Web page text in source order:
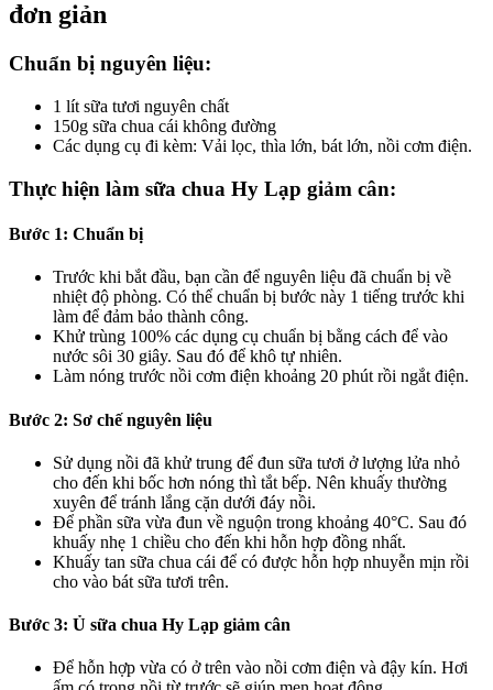
đơn giản
Chuẩn bị nguyên liệu:
1 lít sữa tươi nguyên chất
150g sữa chua cái không đường
Các dụng cụ đi kèm: Vải lọc, thìa lớn, bát lớn, nồi cơm điện.
Thực hiện làm sữa chua Hy Lạp giảm cân:
Bước 1: Chuẩn bị
Trước khi bắt đầu, bạn cần để nguyên liệu đã chuẩn bị về
nhiệt độ phòng. Có thể chuẩn bị bước này 1 tiếng trước khi
làm để đảm bảo thành công.
Khử trùng 100% các dụng cụ chuẩn bị bằng cách để vào
nước sôi 30 giây. Sau đó để khô tự nhiên.
Làm nóng trước nồi cơm điện khoảng 20 phút rồi ngắt điện.
Bước 2: Sơ chế nguyên liệu
Sử dụng nồi đã khử trung để đun sữa tươi ở lượng lửa nhỏ
cho đến khi bốc hơn nóng thì tắt bếp. Nên khuấy thường
xuyên để tránh lắng cặn dưới đáy nồi.
Để phần sữa vừa đun về nguộn trong khoảng 40°C. Sau đó
khuấy nhẹ 1 chiều cho đến khi hỗn hợp đồng nhất.
Khuấy tan sữa chua cái để có được hỗn hợp nhuyễn mịn rồi
cho vào bát sữa tươi trên.
Bước 3: Ủ sữa chua Hy Lạp giảm cân
Để hỗn hợp vừa có ở trên vào nồi cơm điện và đậy kín. Hơi